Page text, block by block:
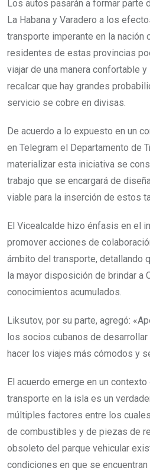
Los autos pasarán a formar parte
La Habana y Varadero a los
transporte imperante en la nación
residentes de estas provincias
viajar de una manera confortable
recalcar que hay grandes
servicio se cobre en divisas.
De acuerdo a lo expuesto en un
en Telegram el Departamento de
materializar esta iniciativa se
trabajo que se encargará de
viable para la inserción de estos
El Vicealcalde hizo énfasis en el
promover acciones de
ámbito del transporte, detallando
la mayor disposición de brindar a
conocimientos acumulados.
Liksutov, por su parte, agregó:
los socios cubanos de
hacer los viajes más cómodos y
El acuerdo emerge en un
transporte en la isla es un
múltiples factores entre los
de combustibles y de piezas de
obsoleto del parque vehicular
condiciones en que se